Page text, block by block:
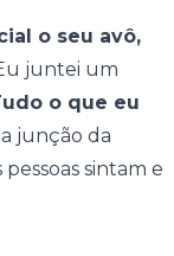
o seu avô,
juntei um
o que eu
junção da
sintam e